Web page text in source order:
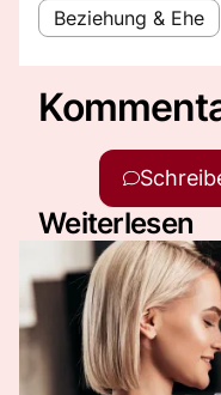
Beziehung & Ehe
Weiterlesen